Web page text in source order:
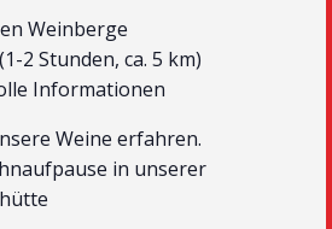
Weinberge
2 Stunden, ca. 5 km)
Informationen
Weine erfahren.
in unserer